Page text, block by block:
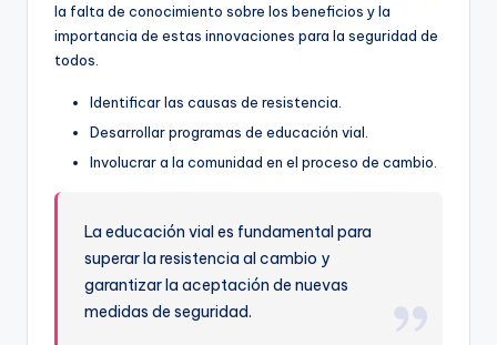
la falta de conocimiento sobre los beneficios y la
importancia de estas innovaciones para la seguridad de
todos.
Identificar las causas de resistencia.
Desarrollar programas de educación vial.
Involucrar a la comunidad en el proceso de cambio.
La educación vial es fundamental para
superar la resistencia al cambio y
garantizar la aceptación de nuevas
medidas de seguridad.